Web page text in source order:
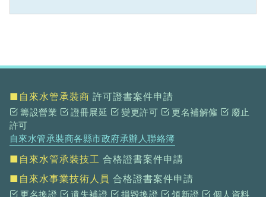
■自來水管承裝商 許可證書案件申請
籌設營業 證冊展延 變更許可 更名補解僱
廢止
許可
自來水管承裝商各縣市政府承辦人聯絡簿
■自來水管承裝技工 合格證書案件申請
■自來水事業技術人員 合格證書案件申請
更名換證 遺失補證 損毀換證 領新證 個人資料